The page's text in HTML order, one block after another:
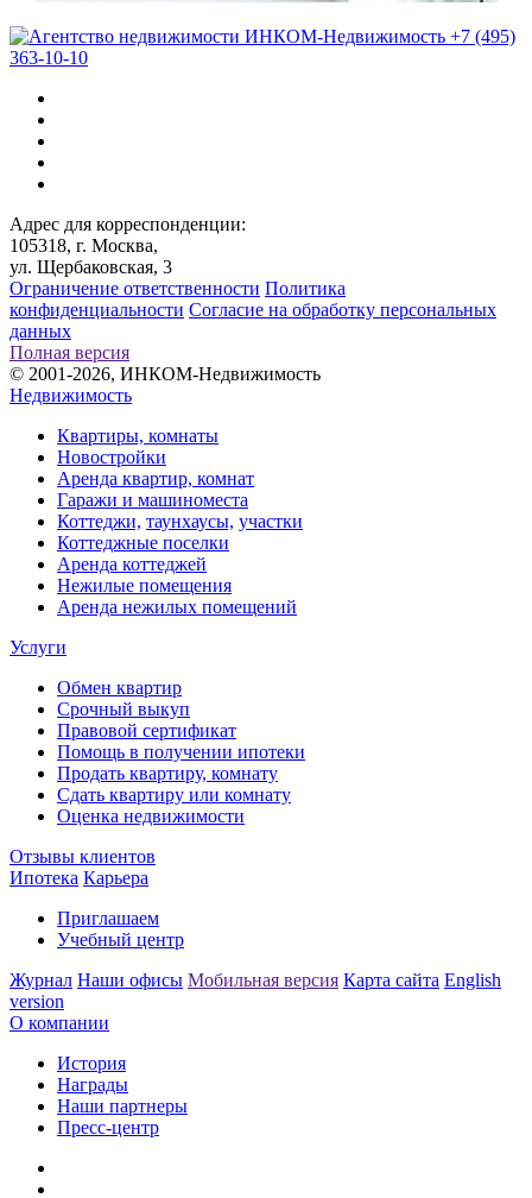
+7 (495)
363-10-10
Адрес для корреспонденции:
105318, г. Москва,
ул. Щербаковская, 3
Ограничение ответственности Политика
конфиденциальности Согласие на обработку персональных
данных
Полная версия
© 2001-2026, ИНКОМ-Недвижимость
Недвижимость
Квартиры, комнаты
Новостройки
Аренда квартир, комнат
Гаражи и машиноместа
Коттеджи, таунхаусы, участки
Коттеджные поселки
Аренда коттеджей
Нежилые помещения
Аренда нежилых помещений
Услуги
Обмен квартир
Срочный выкуп
Правовой сертификат
Помощь в получении ипотеки
Продать квартиру, комнату
Сдать квартиру или комнату
Оценка недвижимости
Отзывы клиентов
Ипотека Карьера
Приглашаем
Учебный центр
Журнал Наши офисы Мобильная версия Карта сайта English
version
О компании
История
Награды
Наши партнеры
Пресс-центр